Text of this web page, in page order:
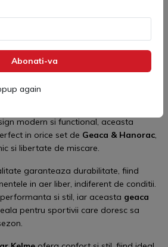
Abonati-va
again
Kelme - Ușoară și
pentru zilele
conceputa special pentru cei
modern si functional, aceasta
in orice set de Geaca & Hanorac,
si libertate de miscare.
garanteaza durabilitate, fiind
in aer liber, indiferent de conditii.
si stil, iar aceasta geaca
pentru sportivii care doresc sa